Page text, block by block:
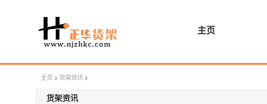
主页
主页 > 货架资讯 >
货架资讯